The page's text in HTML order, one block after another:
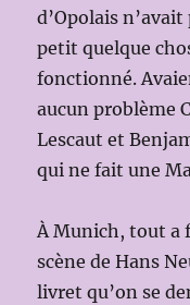
d’Opolais
petit quelque
fonctionné.
aucun problème
Lescaut et
qui ne fait une
À Munich, tout a
scène de Hans
livret qu’on se